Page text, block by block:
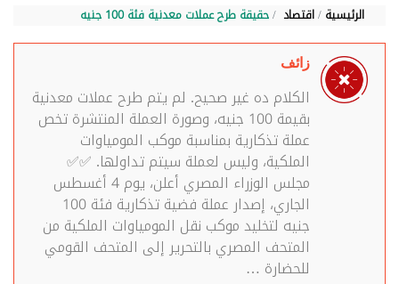
الرئيسية اقتصاد حقيقة طرح عملات معدنية فئة 100 جنيه
زائف
الكلام ده غير صحيح. لم يتم طرح عملات معدنية
بقيمة 100 جنيه، وصورة العملة المنتشرة تخص
عملة تذكارية بمناسبة موكب المومياوات
الملكية، وليس لعملة سيتم تداولها. ✅✅
مجلس الوزراء المصري أعلن، يوم 4 أغسطس
الجاري، إصدار عملة فضية تذكارية فئة 100
جنيه لتخليد موكب نقل المومياوات الملكية من
المتحف المصري بالتحرير إلى المتحف القومي
للحضارة …